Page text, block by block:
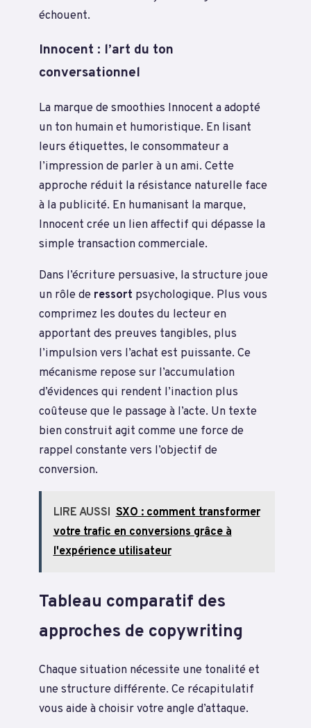
échouent.
Innocent : l’art du ton
conversationnel
La marque de smoothies Innocent a adopté
un ton humain et humoristique. En lisant
leurs étiquettes, le consommateur a
l’impression de parler à un ami. Cette
approche réduit la résistance naturelle face
à la publicité. En humanisant la marque,
Innocent crée un lien affectif qui dépasse la
simple transaction commerciale.
Dans l’écriture persuasive, la structure joue
un rôle de ressort psychologique. Plus vous
comprimez les doutes du lecteur en
apportant des preuves tangibles, plus
l’impulsion vers l’achat est puissante. Ce
mécanisme repose sur l’accumulation
d’évidences qui rendent l’inaction plus
coûteuse que le passage à l’acte. Un texte
bien construit agit comme une force de
rappel constante vers l’objectif de
conversion.
LIRE AUSSI SXO : comment transformer
votre trafic en conversions grâce à
l'expérience utilisateur
Tableau comparatif des
approches de copywriting
Chaque situation nécessite une tonalité et
une structure différente. Ce récapitulatif
vous aide à choisir votre angle d’attaque.